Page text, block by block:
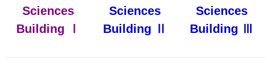
Sciences
Building Ⅰ
Sciences
Building Ⅱ
Sciences
Building Ⅲ